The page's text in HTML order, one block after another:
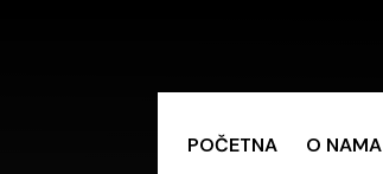
POČETNA O NAMA